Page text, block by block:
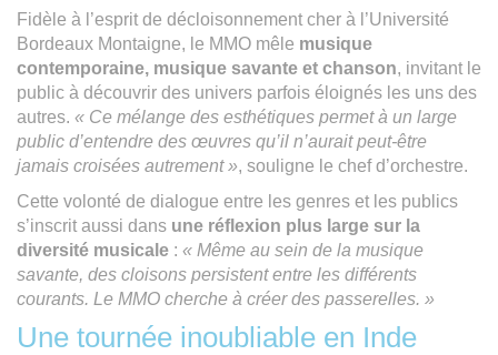
Fidèle à l’esprit de décloisonnement cher à l’Université
Bordeaux Montaigne, le MMO mêle musique
contemporaine, musique savante et chanson, invitant le
public à découvrir des univers parfois éloignés les uns des
autres. « Ce mélange des esthétiques permet à un large
public d’entendre des œuvres qu’il n’aurait peut-être
jamais croisées autrement », souligne le chef d’orchestre.
Cette volonté de dialogue entre les genres et les publics
s’inscrit aussi dans une réflexion plus large sur la
diversité musicale : « Même au sein de la musique
savante, des cloisons persistent entre les différents
courants. Le MMO cherche à créer des passerelles. »
Une tournée inoubliable en Inde